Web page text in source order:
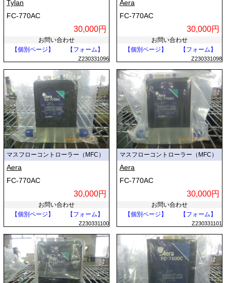
Tylan
FC-770AC
30,000円
お問い合わせ
【個別ページ】
【フォーム】
Z230331096
Aera
FC-770AC
30,000円
お問い合わせ
【個別ページ】
【フォーム】
Z230331098
マスフローコントローラー（MFC）
Aera
FC-770AC
30,000円
お問い合わせ
【個別ページ】
【フォーム】
Z230331100
マスフローコントローラー（MFC）
Aera
FC-770AC
30,000円
お問い合わせ
【個別ページ】
【フォーム】
Z230331101